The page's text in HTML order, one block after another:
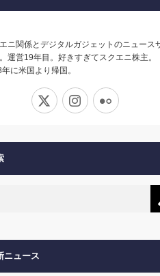
ニ関係とデジタルガジェットのニュース
運営19年目。好きすぎてスクエニ株主。
に米国より帰国。
Instagram
ニュース